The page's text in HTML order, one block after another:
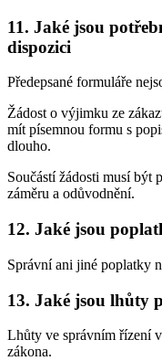
11. Jaké jsou
dispozici
Předepsané formuláře
Žádost o výjimku ze
mít písemnou formu s
dlouho.
Součástí žádosti musí být
záměru a odůvodnění.
12. Jaké jsou
Správní ani jiné poplatky
13. Jaké jsou lhůty
Lhůty ve správním řízení
zákona.